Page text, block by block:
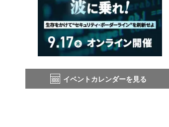
イベントカレンダーを見る